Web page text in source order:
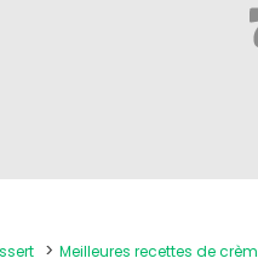
Meilleures recettes de